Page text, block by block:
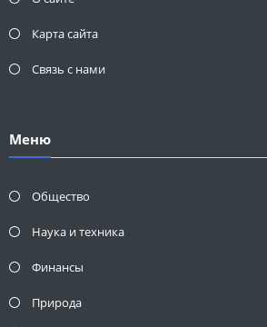
Карта сайта
Связь с нами
Меню
Общество
Наука и техника
Финансы
Природа